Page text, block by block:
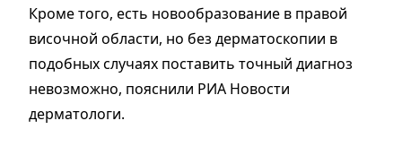
Кроме того, есть новообразование в правой
височной области, но без дерматоскопии в
подобных случаях поставить точный диагноз
невозможно, пояснили РИА Новости
дерматологи.